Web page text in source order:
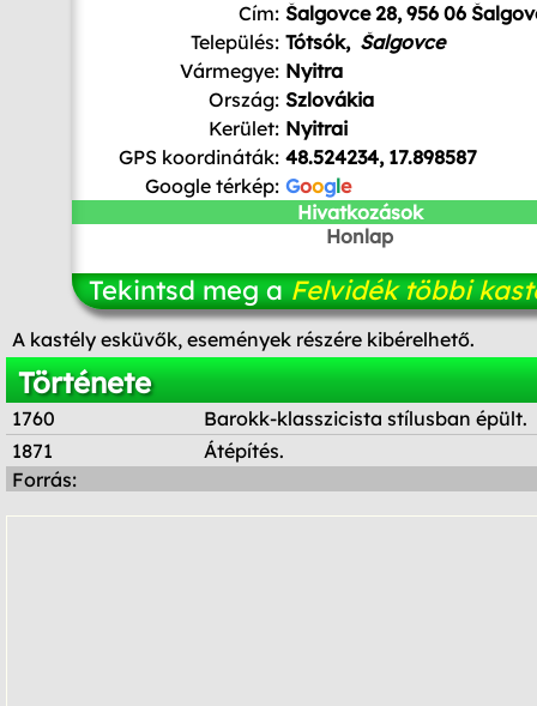
Cím: Šalgovce 28, 956 06
Település: Tótsók, Šalgovce
Vármegye: Nyitra
Ország: Szlovákia
Kerület: Nyitrai
GPS koordináták: 48.524234, 17.898587
Google térkép: Google
Hivatkozások
Honlap
Tekintsd meg a Felvidék többi
A kastély esküvők, események részére kibérelhető.
Története
1760
Barokk-klasszicista stílusban épült.
1871
Átépítés.
Forrás: